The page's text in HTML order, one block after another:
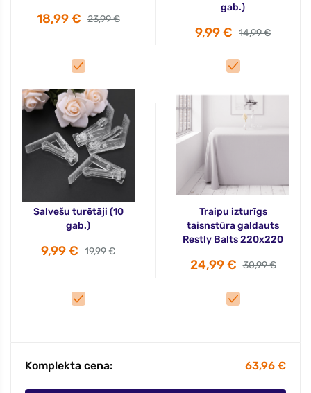
18,99 € 23,99 €
gab.)
9,99 € 14,99 €
Salvešu turētāji (10
gab.)
9,99 € 19,99 €
Traipu izturīgs
taisnstūra galdauts
Restly Balts 220x220
24,99 € 30,99 €
Komplekta cena: 63,96 €